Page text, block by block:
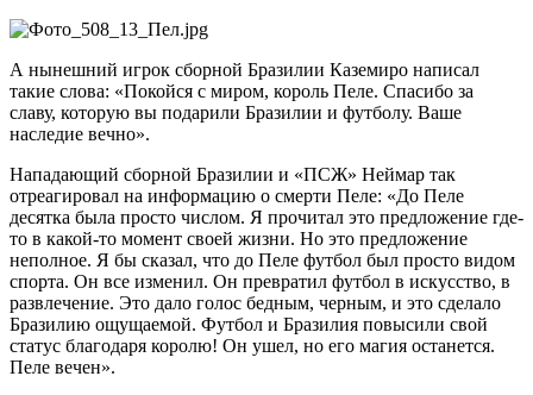
А нынешний игрок сборной Бразилии Каземиро написал
такие слова: «Покойся с миром, король Пеле. Спасибо за
славу, которую вы подарили Бразилии и футболу. Ваше
наследие вечно».
Нападающий сборной Бразилии и «ПСЖ» Неймар так
отреагировал на информацию о смерти Пеле: «До Пеле
десятка была просто числом. Я прочитал это предложение где-
то в какой-то момент своей жизни. Но это предложение
неполное. Я бы сказал, что до Пеле футбол был просто видом
спорта. Он все изменил. Он превратил футбол в искусство, в
развлечение. Это дало голос бедным, черным, и это сделало
Бразилию ощущаемой. Футбол и Бразилия повысили свой
статус благодаря королю! Он ушел, но его магия останется.
Пеле вечен».